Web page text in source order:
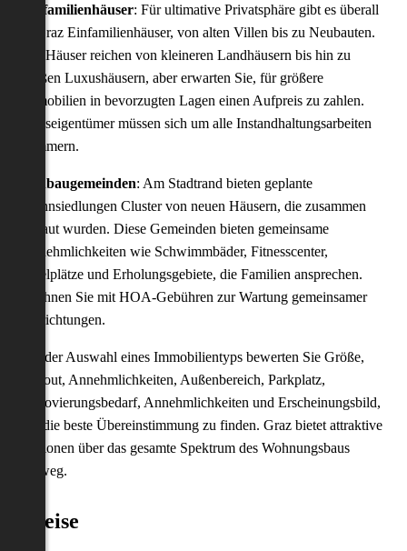
Einfamilienhäuser: Für ultimative Privatsphäre gibt es überall
in Graz Einfamilienhäuser, von alten Villen bis zu Neubauten.
Die Häuser reichen von kleineren Landhäusern bis hin zu
großen Luxushäusern, aber erwarten Sie, für größere
Immobilien in bevorzugten Lagen einen Aufpreis zu zahlen.
Hauseigentümer müssen sich um alle Instandhaltungsarbeiten
kümmern.
Neubaugemeinden: Am Stadtrand bieten geplante
Wohnsiedlungen Cluster von neuen Häusern, die zusammen
gebaut wurden. Diese Gemeinden bieten gemeinsame
Annehmlichkeiten wie Schwimmbäder, Fitnesscenter,
Spielplätze und Erholungsgebiete, die Familien ansprechen.
Rechnen Sie mit HOA-Gebühren zur Wartung gemeinsamer
Einrichtungen.
Bei der Auswahl eines Immobilientyps bewerten Sie Größe,
Layout, Annehmlichkeiten, Außenbereich, Parkplatz,
Renovierungsbedarf, Annehmlichkeiten und Erscheinungsbild,
um die beste Übereinstimmung zu finden. Graz bietet attraktive
Optionen über das gesamte Spektrum des Wohnungsbaus
hinweg.
Preise